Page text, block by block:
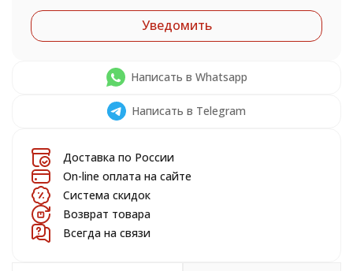
Уведомить
Написать в Whatsapp
Написать в Telegram
Доставка по России
On-line оплата на сайте
Система скидок
Возврат товара
Всегда на связи